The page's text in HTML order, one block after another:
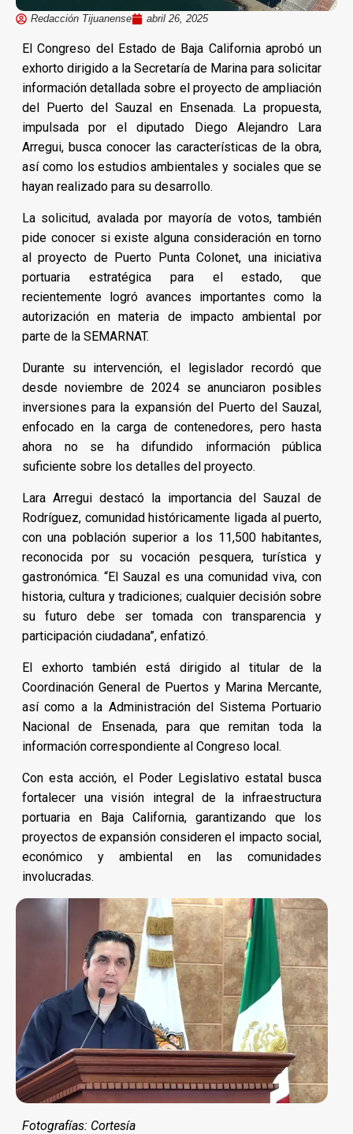
Redacción Tijuanense abril 26, 2025
El Congreso del Estado de Baja California aprobó un
exhorto dirigido a la Secretaría de Marina para solicitar
información detallada sobre el proyecto de ampliación
del Puerto del Sauzal en Ensenada. La propuesta,
impulsada por el diputado Diego Alejandro Lara
Arregui, busca conocer las características de la obra,
así como los estudios ambientales y sociales que se
hayan realizado para su desarrollo.
La solicitud, avalada por mayoría de votos, también
pide conocer si existe alguna consideración en torno
al proyecto de Puerto Punta Colonet, una iniciativa
portuaria estratégica para el estado, que
recientemente logró avances importantes como la
autorización en materia de impacto ambiental por
parte de la SEMARNAT.
Durante su intervención, el legislador recordó que
desde noviembre de 2024 se anunciaron posibles
inversiones para la expansión del Puerto del Sauzal,
enfocado en la carga de contenedores, pero hasta
ahora no se ha difundido información pública
suficiente sobre los detalles del proyecto.
Lara Arregui destacó la importancia del Sauzal de
Rodríguez, comunidad históricamente ligada al puerto,
con una población superior a los 11,500 habitantes,
reconocida por su vocación pesquera, turística y
gastronómica. “El Sauzal es una comunidad viva, con
historia, cultura y tradiciones; cualquier decisión sobre
su futuro debe ser tomada con transparencia y
participación ciudadana”, enfatizó.
El exhorto también está dirigido al titular de la
Coordinación General de Puertos y Marina Mercante,
así como a la Administración del Sistema Portuario
Nacional de Ensenada, para que remitan toda la
información correspondiente al Congreso local.
Con esta acción, el Poder Legislativo estatal busca
fortalecer una visión integral de la infraestructura
portuaria en Baja California, garantizando que los
proyectos de expansión consideren el impacto social,
económico y ambiental en las comunidades
involucradas.
Fotografías: Cortesía